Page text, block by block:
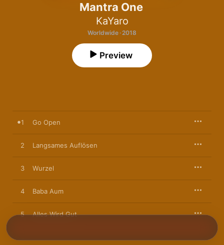
Mantra One
KaYaro
Worldwide · 2018
Preview
1 Go Open
2 Langsames Auflösen
3 Wurzel
4 Baba Aum
5 Alles Wird Gut